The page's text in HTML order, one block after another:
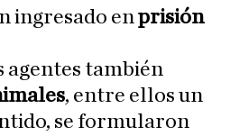
ingresado enprisión
agentes también
, entre ellos un
se formularon